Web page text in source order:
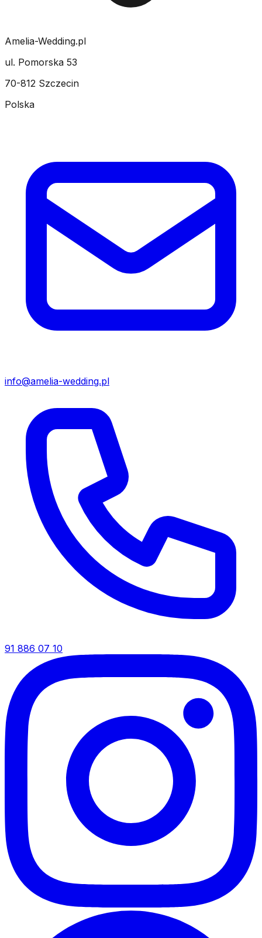
Amelia-Wedding.pl
ul. Pomorska 53
70-812 Szczecin
Polska
info@amelia-wedding.pl
91 886 07 10